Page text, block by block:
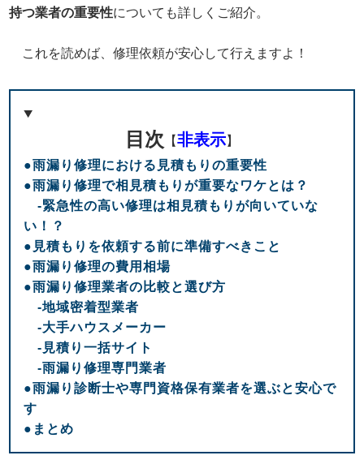
持つ業者の重要性についても詳しくご紹介。
これを読めば、修理依頼が安心して行えますよ！
目次 【非表示】
●雨漏り修理における見積もりの重要性
●雨漏り修理で相見積もりが重要なワケとは？
-緊急性の高い修理は相見積もりが向いていな
い！？
●見積もりを依頼する前に準備すべきこと
●雨漏り修理の費用相場
●雨漏り修理業者の比較と選び方
-地域密着型業者
-大手ハウスメーカー
-見積り一括サイト
-雨漏り修理専門業者
●雨漏り診断士や専門資格保有業者を選ぶと安心で
す
●まとめ